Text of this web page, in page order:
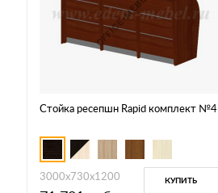
Стойка ресепшн Rapid комплект №4
3000x730x1200 КУПИТЬ